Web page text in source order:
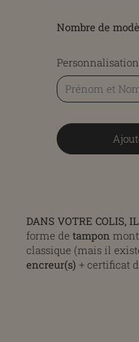
Nombre de
DANS VOTRE COLIS,
forme de tampon
classique (mais il
encreur(s) + certificat